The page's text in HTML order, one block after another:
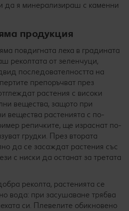
да я минерализираш с каменни
продукция
повдигната леха в градината
реколтата от зеленчуци,
последователността на
препоръчват през
растения с високи
вещества, защото при
вещества растенията с по-
репичките, ще израснат по-
грудки. През втората
да се засаждат растения със
с ниски да останат за третата
реколта, растенията се
вода: при засушаване трябва
си. Плевелите обикновено